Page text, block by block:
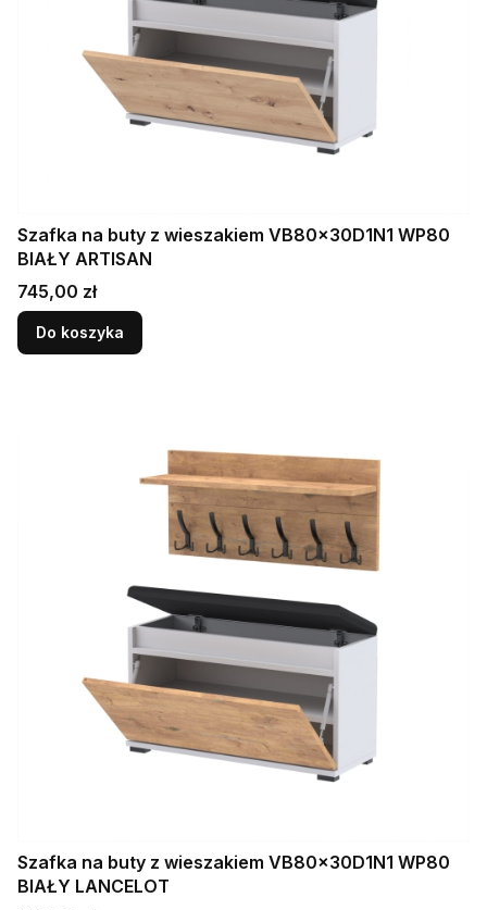
Szafka na buty z wieszakiem VB80x30D1N1 WP80
BIAŁY ARTISAN
Cena
745,00 zł
Do koszyka
Szafka na buty z wieszakiem VB80x30D1N1 WP80
BIAŁY LANCELOT